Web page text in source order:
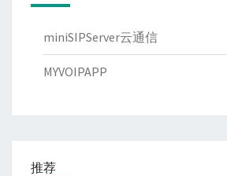
miniSIPServer云通信
MYVOIPAPP
推荐